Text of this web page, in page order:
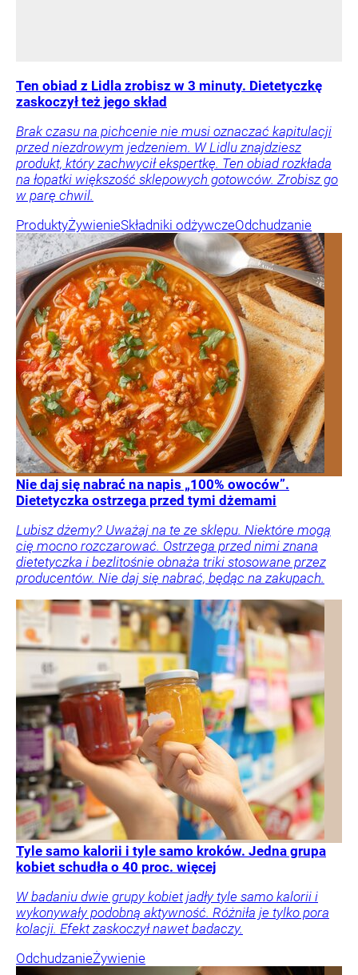
Ten obiad z Lidla zrobisz w 3 minuty. Dietetyczkę
zaskoczył też jego skład
Brak czasu na pichcenie nie musi oznaczać kapitulacji
przed niezdrowym jedzeniem. W Lidlu znajdziesz
produkt, który zachwycił ekspertkę. Ten obiad rozkłada
na łopatki większość sklepowych gotowców. Zrobisz go
w parę chwil.
ProduktyŻywienieSkładniki odżywczeOdchudzanie
Nie daj się nabrać na napis „100% owoców”.
Dietetyczka ostrzega przed tymi dżemami
Lubisz dżemy? Uważaj na te ze sklepu. Niektóre mogą
cię mocno rozczarować. Ostrzega przed nimi znana
dietetyczka i bezlitośnie obnaża triki stosowane przez
producentów. Nie daj się nabrać, będąc na zakupach.
Tyle samo kalorii i tyle samo kroków. Jedna grupa
kobiet schudła o 40 proc. więcej
W badaniu dwie grupy kobiet jadły tyle samo kalorii i
wykonywały podobną aktywność. Różniła je tylko pora
kolacji. Efekt zaskoczył nawet badaczy.
OdchudzanieŻywienie